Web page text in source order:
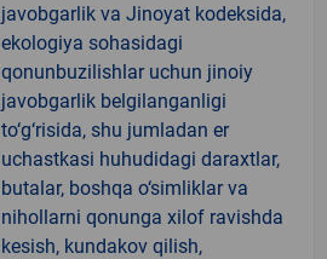
javobgarlik va Jinoyat kodeksida,
ekologiya sohasidagi
qonunbuzilishlar uchun jinoiy
javobgarlik belgilanganligi
to‘g‘risida, shu jumladan er
uchastkasi huhudidagi daraxtlar,
butalar, boshqa o‘simliklar va
nihollarni qonunga xilof ravishda
kesish, kundakov qilish,